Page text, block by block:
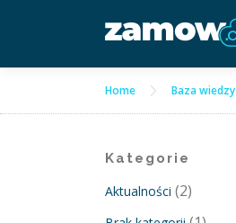
Home Baza wiedzy
Kategorie
Aktualności (2)